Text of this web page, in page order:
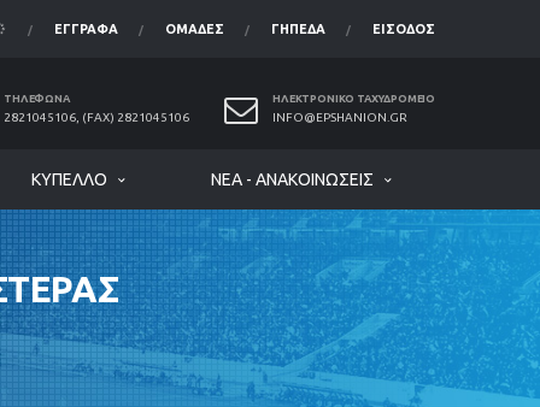
ΈΓΓΡΑΦΑ ΟΜΆΔΕΣ ΓΉΠΕΔΑ ΕΊΣΟΔΟΣ
ΤΗΛΈΦΩΝΑ
2821045106, (FAX) 2821045106
ΗΛΕΚΤΡΟΝΙΚΌ ΤΑΧΥΔΡΟΜΕΊΟ
INFO@EPSHANION.GR
ΚΎΠΕΛΛΟ ΝΈΑ - ΑΝΑΚΟΙΝΏΣΕΙΣ